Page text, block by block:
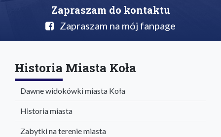
Zapraszam do kontaktu
Zapraszam na mój fanpage
Historia Miasta Koła
Dawne widokówki miasta Koła
Historia miasta
Zabytki na terenie miasta